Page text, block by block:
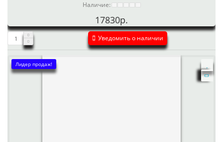
Наличие:
17830р.
Уведомить о наличии
Лидер продаж!